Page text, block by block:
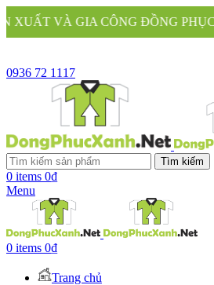
ĐỒNG PHỤC XANH KÍNH
0936 72 1117
Tìm kiếm
0 items 0₫
Menu
0 items 0₫
Trang chủ